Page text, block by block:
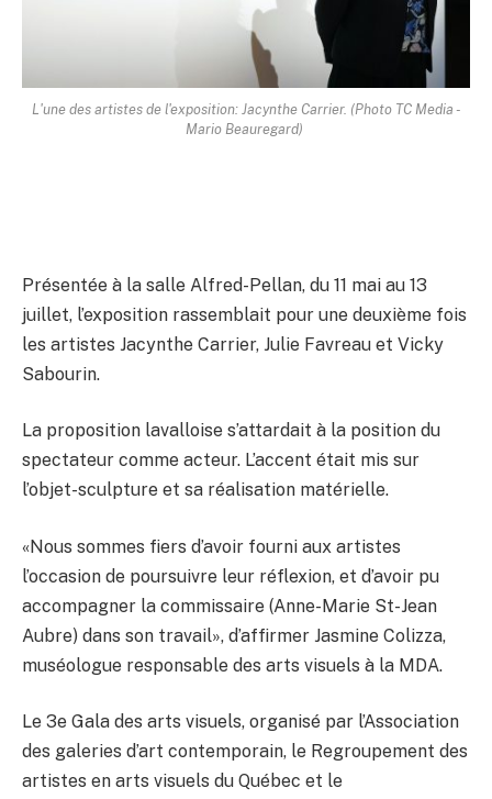
L'une des artistes de l'exposition: Jacynthe Carrier. (Photo TC Media -
Mario Beauregard)
Présentée à la salle Alfred-Pellan, du 11 mai au 13
juillet, l’exposition rassemblait pour une deuxième fois
les artistes Jacynthe Carrier, Julie Favreau et Vicky
Sabourin.
La proposition lavalloise s’attardait à la position du
spectateur comme acteur. L’accent était mis sur
l’objet-sculpture et sa réalisation matérielle.
«Nous sommes fiers d’avoir fourni aux artistes
l’occasion de poursuivre leur réflexion, et d’avoir pu
accompagner la commissaire (Anne-Marie St-Jean
Aubre) dans son travail», d’affirmer Jasmine Colizza,
muséologue responsable des arts visuels à la MDA.
Le 3e Gala des arts visuels, organisé par l’Association
des galeries d’art contemporain, le Regroupement des
artistes en arts visuels du Québec et le